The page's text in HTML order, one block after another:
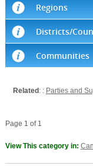
Regions
Districts/
Communities
Related : : Parties and
Page 1 of 1
View This category in: